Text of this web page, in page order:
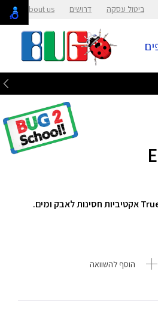
ביטול עסקה דרושים About us
הוסף להשוואה